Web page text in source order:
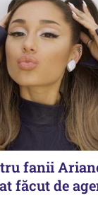
fanii
făcut de